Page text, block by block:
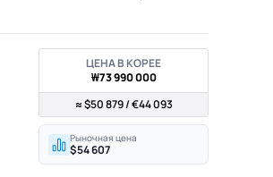
ЦЕНА В КОРЕЕ
₩73 990 000
≈ $50 879 / €44 093
Рыночная цена
$54 607